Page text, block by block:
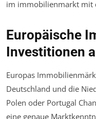
Europäische
Investitionen
Europas
Deutschland und die
Polen oder Portugal
eine genaue